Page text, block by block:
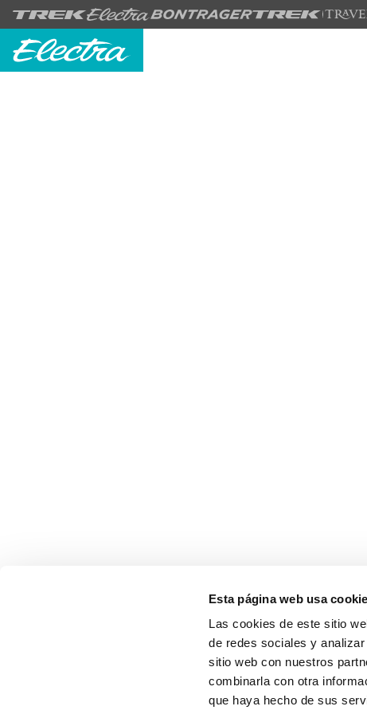
Esta página web usa
Las cookies de este sitio
de redes sociales y
sitio web con nuestros
combinarla con otra
que haya hecho de sus